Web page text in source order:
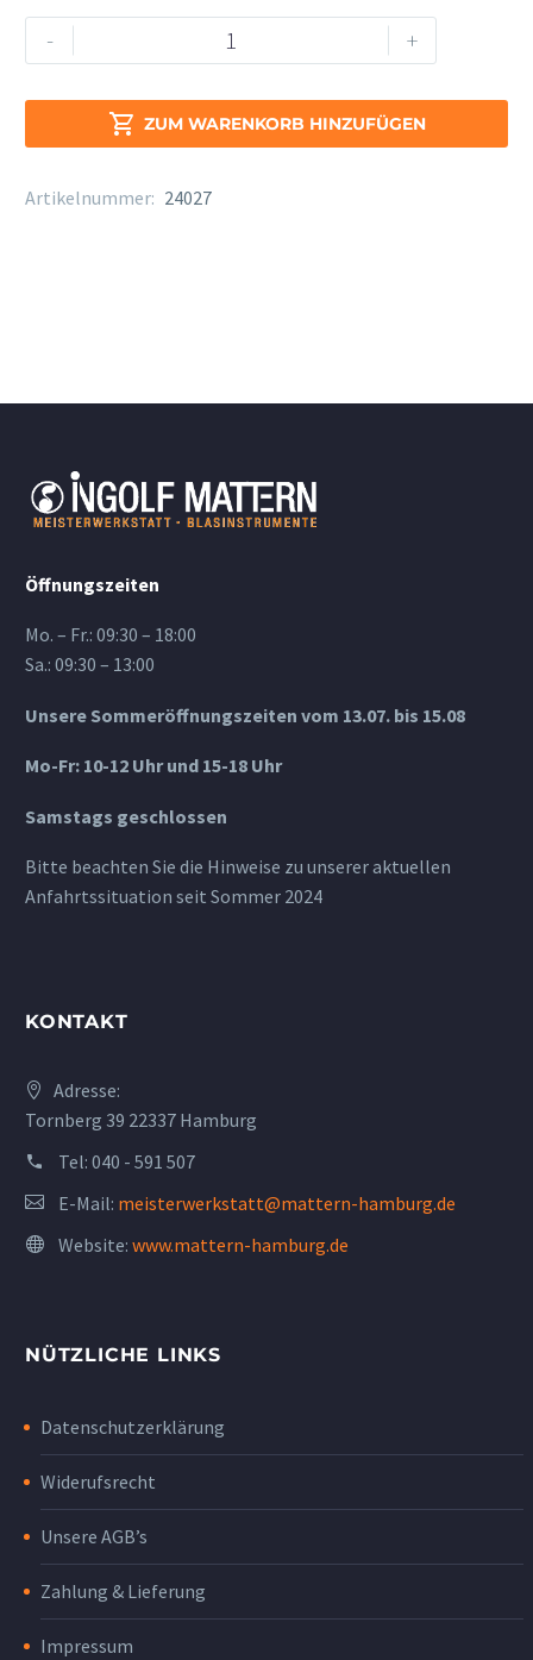
-
Vandoren
Java
Sax.
3
+
 ZUM WARENKORB HINZUFÜGEN
Alternative:
Artikelnummer: 24027
Öffnungszeiten
Mo. – Fr.: 09:30 – 18:00
Sa.: 09:30 – 13:00
Unsere Sommeröffnungszeiten vom 13.07. bis 15.08
Mo-Fr: 10-12 Uhr und 15-18 Uhr
Samstags geschlossen
Bitte beachten Sie die Hinweise zu unserer aktuellen
Anfahrtssituation seit Sommer 2024
KONTAKT
Adresse:
Tornberg 39 22337 Hamburg
Tel: 040 - 591 507
E-Mail: meisterwerkstatt@mattern-hamburg.de
Website: www.mattern-hamburg.de
NÜTZLICHE LINKS
Datenschutzerklärung
Widerufsrecht
Unsere AGB’s
Zahlung & Lieferung
Impressum